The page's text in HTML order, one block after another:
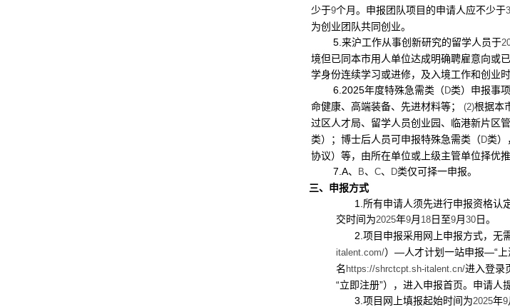
少于9个月。申报团队项目的申请人应不少于3
为创业团队共同创业。
5. 来沪工作从事创新研究的留学人员于
境但已同本市用人单位达成明确聘雇意向或
学身份连续学习或进修，及入境工作和创业
6.2025年度特殊急需类（D类）申报事项
命健康、高端装备、先进材料等；
(2)根据本
过区人才局、留学人员创业园、临港新片区
类）；博士后人员可申报特殊急需类（D类）
协议）等，由所在单位或上级主管单位择优推
7.A、 B、 C、 D类仅可择一申报。
三、申报方式
1. 所有申请人须先进行申报资格认
交时间为2025年9月 18 日至9月 30 日。
2. 项目申报采用网上申报方式，无
italent.com/）—人才计划一站申报—“上
名 https://shrctcpt.sh-italent.cn/进入登录
“立即注册”），进入申报首页。申请人
3. 项目网上填报起始时间为2025年9